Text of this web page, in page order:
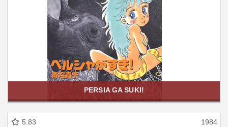
PERSIA GA SUKI!
5.83 1984